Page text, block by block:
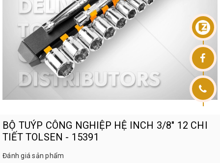
BỘ TUÝP CÔNG NGHIỆP HỆ INCH 3/8" 12 CHI
TIẾT TOLSEN - 15391
Đánh giá sản phẩm